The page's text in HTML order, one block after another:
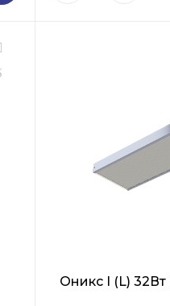
Оникс I (L)